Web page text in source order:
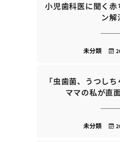
小児歯科医に聞く
ン解
未分類
「虫歯菌、うつし
ママの私が直
未分類